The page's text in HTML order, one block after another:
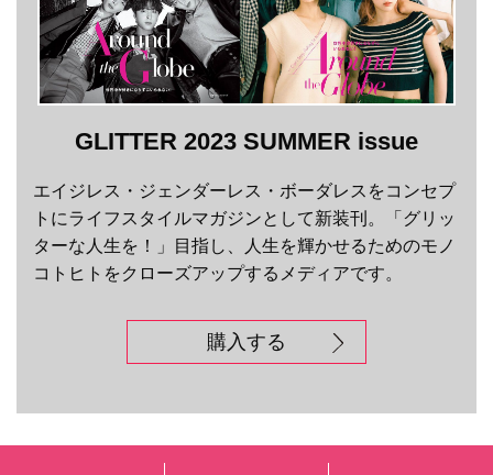
GLITTER 2023 SUMMER issue
エイジレス・ジェンダーレス・ボーダレスをコンセプ
トにライフスタイルマガジンとして新装刊。「グリッ
ターな人生を！」目指し、人生を輝かせるためのモノ
コトヒトをクローズアップするメディアです。
購入する